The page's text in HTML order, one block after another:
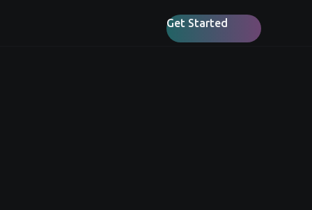
Get Started